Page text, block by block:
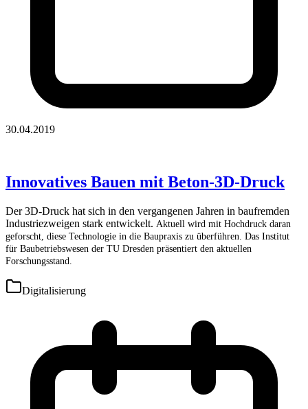
30.04.2019
Innovatives Bauen mit Beton-3D-Druck
Der 3D-Druck hat sich in den vergangenen Jahren in baufremden
Industriezweigen stark entwickelt. Aktuell wird mit Hochdruck daran
geforscht, diese Technologie in die Baupraxis zu überführen. Das Institut
für Baubetriebswesen der TU Dresden präsentiert den aktuellen
Forschungsstand.
Digitalisierung